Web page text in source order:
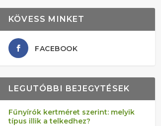
KÖVESS MINKET
FACEBOOK
LEGUTÓBBI BEJEGYTÉSEK
Fűnyírók kertméret szerint: melyik
típus illik a telkedhez?